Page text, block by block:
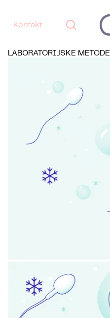
Kontakt
LABORATORIJSKE METODE